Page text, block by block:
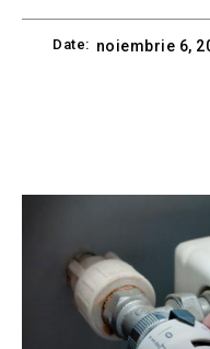
Date: noiembrie 6,